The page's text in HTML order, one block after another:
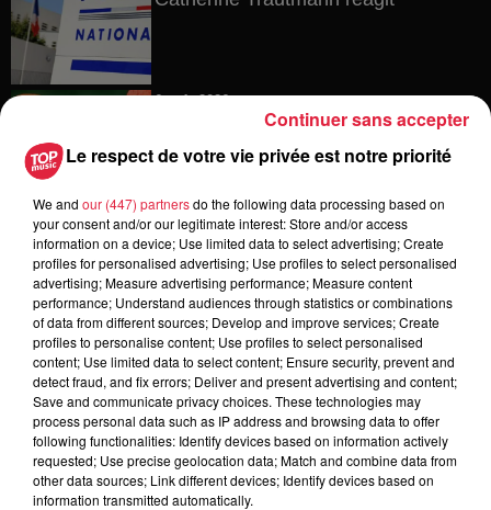
6 août 2026
Au zoo de Mulhouse : rencontre
avec les flamants rouges
6 août 2026
Les dernières infos sur la venue du
pape à Metz en septembre
5 août 2026
Europa-Park : des précisons sur
l’après Euro-Mir
Le respect de votre vie privée est notre priorité
We and our (447) partnersdo the following data processing based on
your consent and/or our legitimate interest: Store and/or access
information on a device; Use limited data to select advertising; Create
profiles for personalised advertising; Use profiles to select personalised
advertising; Measure advertising performance; Measure content
performance; Understand audiences through statistics or combinations
of data from different sources; Develop and improve services; Create
profiles to personalise content; Use profiles to select personalised
content; Use limited data to select content; Ensure security, prevent and
detect fraud, and fix errors; Deliver and present advertising and content;
Save and communicate privacy choices. These technologies may
process personal data such as IP address and browsing data to offer
following functionalities: Identify devices based on information actively
requested; Use precise geolocation data; Match and combine data from
other data sources; Link different devices; Identify devices based on
information transmitted automatically.
Continuer sans accepter